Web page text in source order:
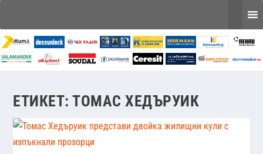
ЕТИКЕТ:ТОМАС ХЕДЪРУИК